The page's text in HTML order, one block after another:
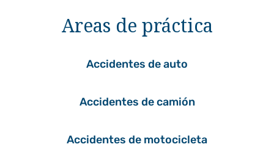
Areas de práctica
Accidentes de auto
Accidentes de camión
Accidentes de motocicleta